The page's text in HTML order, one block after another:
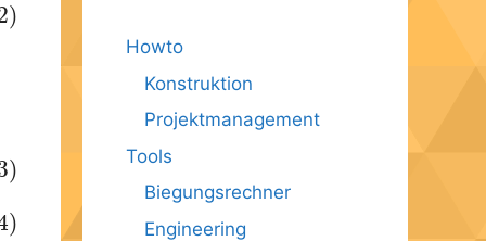
Howto
Konstruktion
Projektmanagement
Tools
Biegungsrechner
Engineering